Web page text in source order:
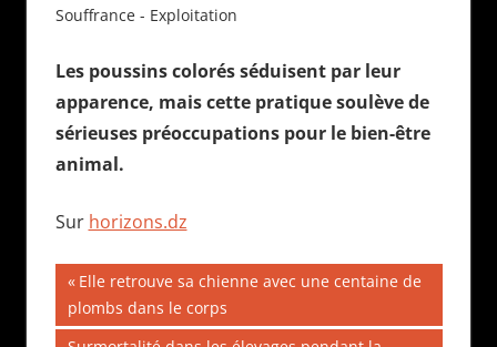
Souffrance - Exploitation
Les poussins colorés séduisent par leur
apparence, mais cette pratique soulève de
sérieuses préoccupations pour le bien-être
animal.
Sur horizons.dz
Navigation
de
Publication
précédente :
Elle retrouve sa chienne avec une centaine de
plombs dans le corps